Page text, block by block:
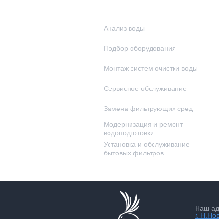
Анализ воды
Подбор оборудования
Монтаж систем очистки воды
Сервисное обслуживание
Замена фильтрующих сред
Модернизация и ремонт
водоподготовки
Установка и обслуживание
бытовых фильтров
Наш
г.